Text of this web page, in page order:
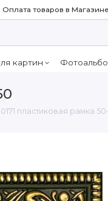
Оплата товаров в Магазине
картин
пластиковая рамка